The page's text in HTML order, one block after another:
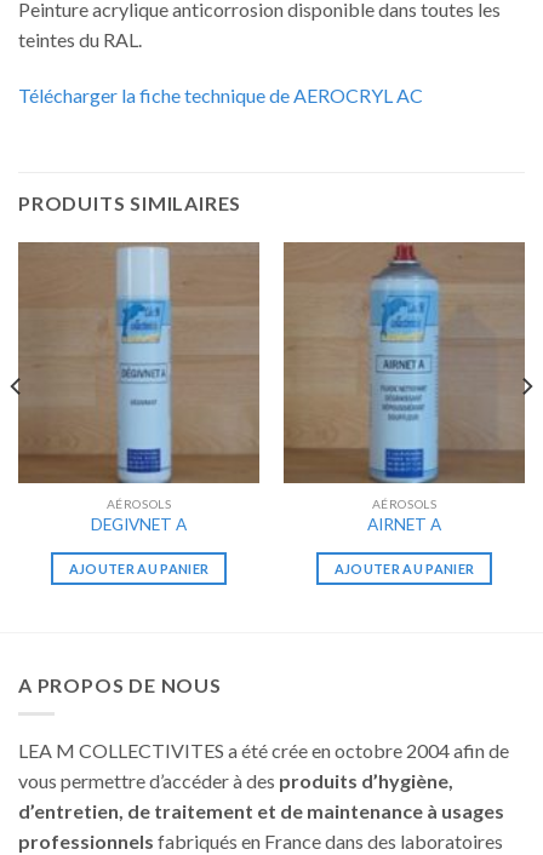
Peinture acrylique anticorrosion disponible dans toutes les
teintes du RAL.
Télécharger la fiche technique de AEROCRYL AC
PRODUITS SIMILAIRES
AÉROSOLS
DEGIVNET A
AJOUTER AU PANIER
AÉROSOLS
AIRNET A
AJOUTER AU PANIER
A PROPOS DE NOUS
LEA M COLLECTIVITES a été crée en octobre 2004 afin de
vous permettre d’accéder à des produits d’hygiène,
d’entretien, de traitement et de maintenance à usages
professionnels fabriqués en France dans des laboratoires